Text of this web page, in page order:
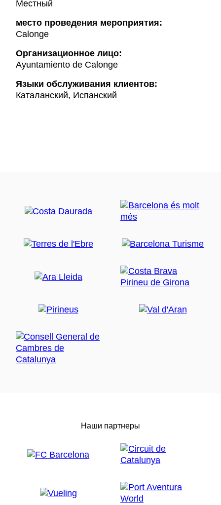
Местный
место проведения мероприятия:
Calonge
Организационное лицо:
Ayuntamiento de Calonge
Языки обслуживания клиентов:
Каталанский, Испанский
Наши партнеры